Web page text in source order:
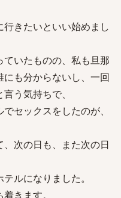
きたいといい始めまし
いたものの、私も旦那
も分からないし、一回
う気持ちで、
セックスをしたのが、
次の日も、また次の日
ルになりました。
きます。